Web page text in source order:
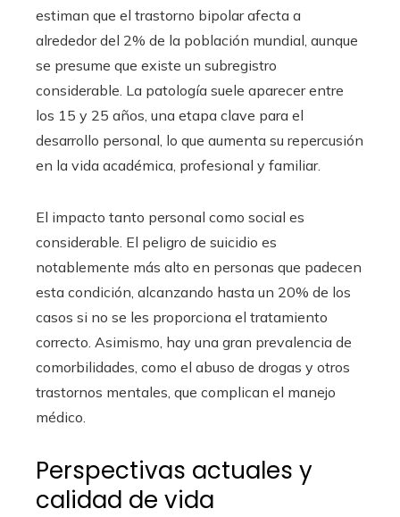
estiman que el trastorno bipolar afecta a
alrededor del 2% de la población mundial, aunque
se presume que existe un subregistro
considerable. La patología suele aparecer entre
los 15 y 25 años, una etapa clave para el
desarrollo personal, lo que aumenta su repercusión
en la vida académica, profesional y familiar.
El impacto tanto personal como social es
considerable. El peligro de suicidio es
notablemente más alto en personas que padecen
esta condición, alcanzando hasta un 20% de los
casos si no se les proporciona el tratamiento
correcto. Asimismo, hay una gran prevalencia de
comorbilidades, como el abuso de drogas y otros
trastornos mentales, que complican el manejo
médico.
Perspectivas actuales y
calidad de vida